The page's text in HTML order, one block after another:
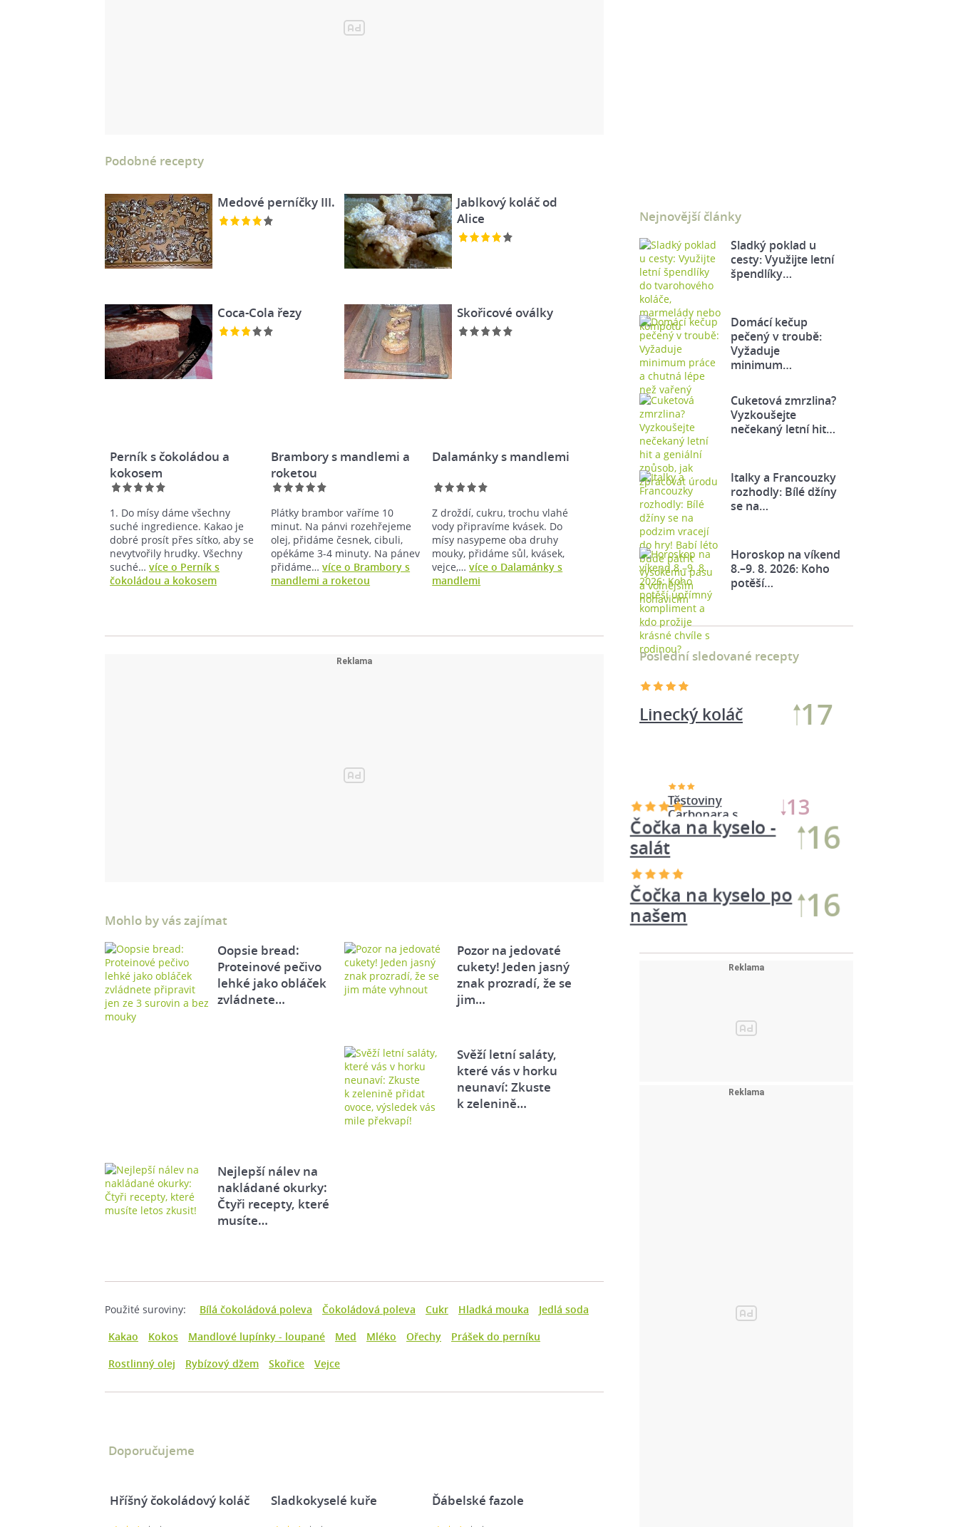
Podobné recepty
Medové perníčky III.
Jablkový koláč od
Alice
Coca-Cola řezy Skořicové oválky
Perník s čokoládou a
kokosem
1. Do mísy dáme všechny
suché ingredience. Kakao je
dobré prosít přes sítko, aby se
nevytvořily hrudky. Všechny
suché… více o Perník s
čokoládou a kokosem
Brambory s mandlemi a
roketou
Plátky brambor vaříme 10
minut. Na pánvi rozehřejeme
olej, přidáme česnek, cibuli,
opékáme 3-4 minuty. Na pánev
přidáme…více o Brambory s
mandlemi a roketou
Dalamánky s mandlemi
Z droždí, cukru, trochu vlahé
vody připravíme kvásek. Do
mísy nasypeme oba druhy
mouky, přidáme sůl, kvásek,
vejce,…více o Dalamánky s
mandlemi
Mohlo by vás zajímat
Oopsie bread:
Proteinové pečivo
lehké jako obláček
zvládnete…
Pozor na jedovaté
cukety! Jeden jasný
znak prozradí, že se
jim…
Svěží letní saláty,
které vás v horku
neunaví: Zkuste
k zelenině…
Nejlepší nálev na
nakládané okurky:
Čtyři recepty, které
musíte…
Použité suroviny: Bílá čokoládová poleva Čokoládová poleva Cukr Hladká mouka
Jedlá soda
Kakao
Kokos Mandlové lupínky - loupané Med Mléko Ořechy
Prášek do perníku
Rostlinný olej
Rybízový džem Skořice Vejce
Doporučujeme
Hříšný čokoládový koláč Sladkokyselé kuře Ďábelské fazole
Nejnovější články
Sladký poklad u
cesty: Využijte letní
špendlíky…
Domácí kečup
pečený v troubě:
Vyžaduje
minimum…
Cuketová zmrzlina?
Vyzkoušejte
nečekaný letní hit…
Italky a Francouzky
rozhodly: Bílé džíny
se na…
Horoskop na víkend
8.–9. 8. 2026: Koho
potěší…
Poslední sledované recepty
salát
Linecký koláč 17
Čočka na kyselo po
našem
16
Těstoviny
Carbonara s…
13